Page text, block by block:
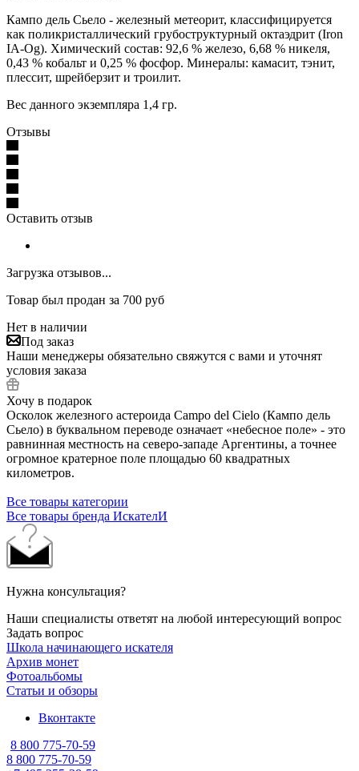
Кампо дель Сьело - железный метеорит, классифицируется
как поликристаллический грубоструктурный октаэдрит (Iron
IA-Og). Химический состав: 92,6 % железо, 6,68 % никеля,
0,43 % кобальт и 0,25 % фосфор. Минералы: камасит, тэнит,
плессит, шрейберзит и троилит.
Вес данного экземпляра 1,4 гр.
Отзывы
Оставить отзыв
Загрузка отзывов...
Товар был продан за 700 руб
Нет в наличии
Под заказ
Наши менеджеры обязательно свяжутся с вами и уточнят
условия заказа
Хочу в подарок
Осколок железного астероида Campo del Cielo (Кампо дель
Сьело) в буквальном переводе означает «небесное поле» - это
равнинная местность на северо-западе Аргентины, а точнее
огромное кратерное поле площадью 60 квадратных
километров.
Все товары категории
Все товары бренда ИскателИ
Нужна консультация?
Наши специалисты ответят на любой интересующий вопрос
Задать вопрос
Школа начинающего искателя
Архив монет
Фотоальбомы
Статьи и обзоры
Вконтакте
8 800 775-70-59
8 800 775-70-59